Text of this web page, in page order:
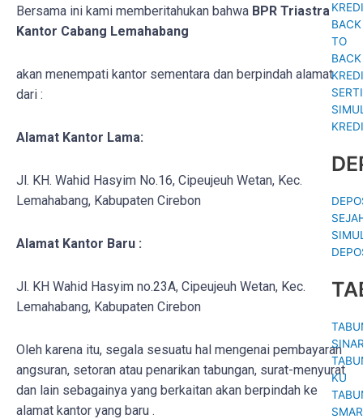
BACK
TO
BACK
KU
Bersama ini kami memberitahukan bahwa BPR Triastra
Kantor Cabang Lemahabang
akan menempati kantor sementara dan berpindah alamat
dari :
Alamat Kantor Lama:
Jl. KH. Wahid Hasyim No.16, Cipeujeuh Wetan, Kec.
Lemahabang, Kabupaten Cirebon
Alamat Kantor Baru :
Jl. KH Wahid Hasyim no.23A, Cipeujeuh Wetan, Kec.
Lemahabang, Kabupaten Cirebon
Oleh karena itu, segala sesuatu hal mengenai pembayaran
angsuran, setoran atau penarikan tabungan, surat-menyurat
dan lain sebagainya yang berkaitan akan berpindah ke
alamat kantor yang baru .